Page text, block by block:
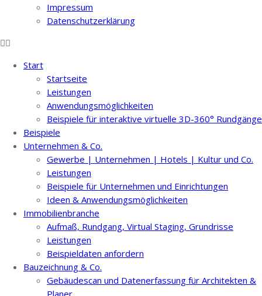
Impressum
Datenschutzerklärung
Start
Startseite
Leistungen
Anwendungsmöglichkeiten
Beispiele für interaktive virtuelle 3D-360° Rundgänge
Beispiele
Unternehmen & Co.
Gewerbe | Unternehmen | Hotels | Kultur und Co.
Leistungen
Beispiele für Unternehmen und Einrichtungen
Ideen & Anwendungsmöglichkeiten
Immobilienbranche
Aufmaß, Rundgang, Virtual Staging, Grundrisse
Leistungen
Beispieldaten anfordern
Bauzeichnung & Co.
Gebäudescan und Datenerfassung für Architekten &
Planer